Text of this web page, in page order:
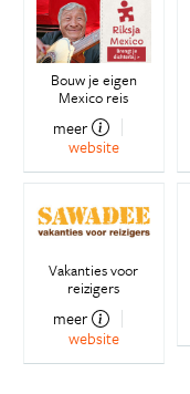
Bouw je eigen
Mexico reis
meer
website
Vakanties voor
reizigers
meer
website